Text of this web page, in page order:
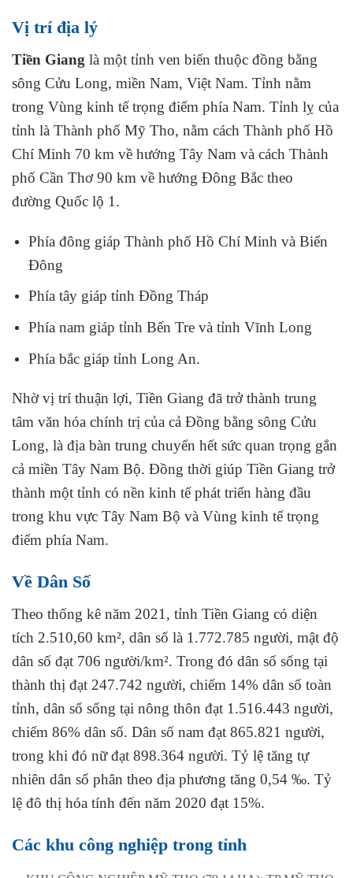
Vị trí địa lý
Tiền Giang là một tỉnh ven biển thuộc đồng bằng
sông Cửu Long, miền Nam, Việt Nam. Tỉnh nằm
trong Vùng kinh tế trọng điểm phía Nam. Tỉnh lỵ của
tỉnh là Thành phố Mỹ Tho, nằm cách Thành phố Hồ
Chí Minh 70 km về hướng Tây Nam và cách Thành
phố Cần Thơ 90 km về hướng Đông Bắc theo
đường Quốc lộ 1.
Phía đông giáp Thành phố Hồ Chí Minh và Biển
Đông
Phía tây giáp tỉnh Đồng Tháp
Phía nam giáp tỉnh Bến Tre và tỉnh Vĩnh Long
Phía bắc giáp tỉnh Long An.
Nhờ vị trí thuận lợi, Tiền Giang đã trở thành trung
tâm văn hóa chính trị của cả Đồng bằng sông Cửu
Long, là địa bàn trung chuyển hết sức quan trọng gắn
cả miền Tây Nam Bộ. Đồng thời giúp Tiền Giang trở
thành một tỉnh có nền kinh tế phát triển hàng đầu
trong khu vực Tây Nam Bộ và Vùng kinh tế trọng
điểm phía Nam.
Về Dân Số
Theo thống kê năm 2021, tỉnh Tiền Giang có diện
tích 2.510,60 km², dân số là 1.772.785 người, mật độ
dân số đạt 706 người/km². Trong đó dân số sống tại
thành thị đạt 247.742 người, chiếm 14% dân số toàn
tỉnh, dân số sống tại nông thôn đạt 1.516.443 người,
chiếm 86% dân số. Dân số nam đạt 865.821 người,
trong khi đó nữ đạt 898.364 người. Tỷ lệ tăng tự
nhiên dân số phân theo địa phương tăng 0,54 ‰. Tỷ
lệ đô thị hóa tính đến năm 2020 đạt 15%.
Các khu công nghiệp trong tỉnh